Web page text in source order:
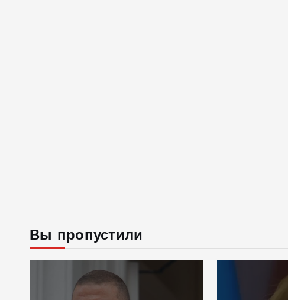
Вы пропустили